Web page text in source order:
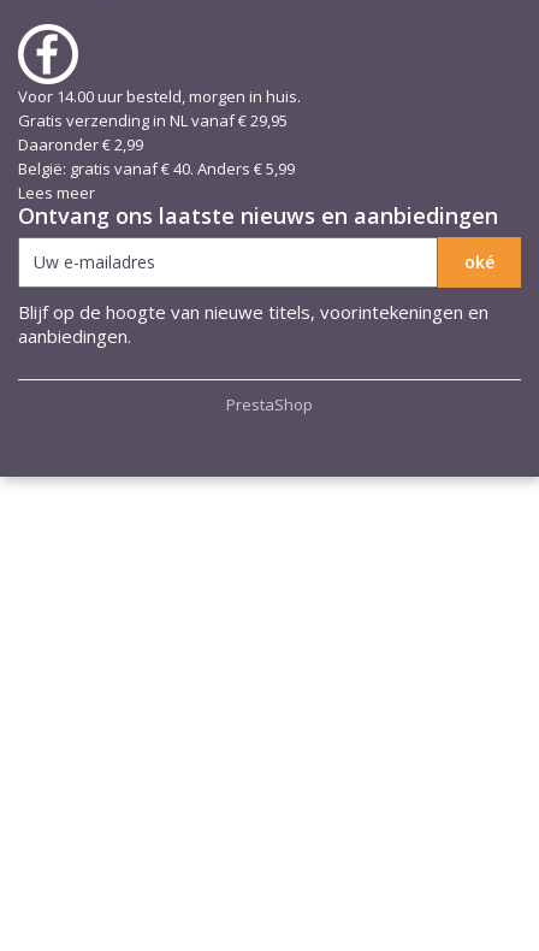
Voor 14.00 uur besteld, morgen in huis.
Gratis verzending in NL vanaf € 29,95
Daaronder € 2,99
België: gratis vanaf € 40. Anders € 5,99
Lees meer
Ontvang ons laatste nieuws en aanbiedingen
Blijf op de hoogte van nieuwe titels, voorintekeningen en
aanbiedingen.
PrestaShop